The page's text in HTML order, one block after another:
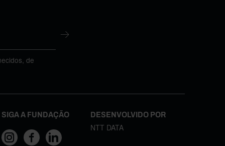
de
SIGA A FUNDAÇÃO DESENVOLVIDO POR
NTT DATA